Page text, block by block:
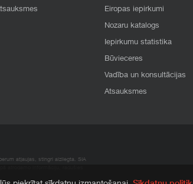
Eiropas iepirkumi
Nozaru katalogs
Iepirkumu statistika
Būvieceres
Vadība un konsultācijas
Atsauksmes
atļaujas, stingri aizliegta. SIA